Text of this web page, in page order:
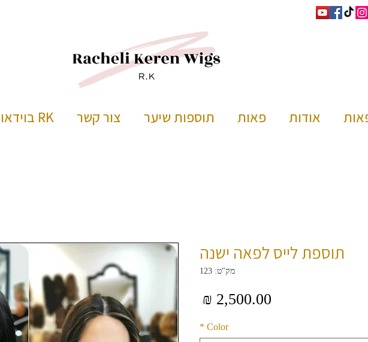
אודות פאות תוספות שיער צור קשר RK בוידאו
תוספת לייס לפאה ישנה
מק"ט: 123
מחיר
Color
*